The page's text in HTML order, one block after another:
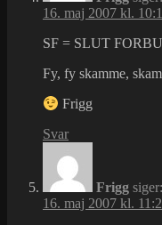
16. maj 2007 kl.
SF = SLUT
Fy, fy skamme,
Frigg
Svar
Frigg siger:
16. maj 2007 kl.